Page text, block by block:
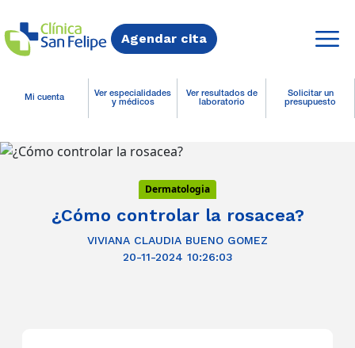
Agendar cita
Mi cuenta
Ver especialidades
y médicos
Ver resultados de
laboratorio
Solicitar un
presupuesto
Dermatologia
¿Cómo controlar la rosacea?
VIVIANA CLAUDIA BUENO GOMEZ
20-11-2024 10:26:03